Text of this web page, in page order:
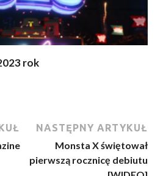
rok
NASTĘPNY ARTYKUŁ
Monsta X świętował
pierwszą rocznicę debiutu